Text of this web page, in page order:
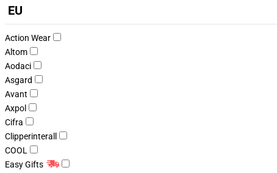
EU
Action Wear
Altom
Aodaci
Asgard
Avant
Axpol
Cifra
Clipperinterall
COOL
Easy Gifts